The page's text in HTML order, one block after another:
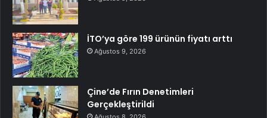
İTO’ya göre 199 ürünün fiyatı arttı
Ağustos 9, 2026
Çine’de Fırın Denetimleri
Gerçekleştirildi